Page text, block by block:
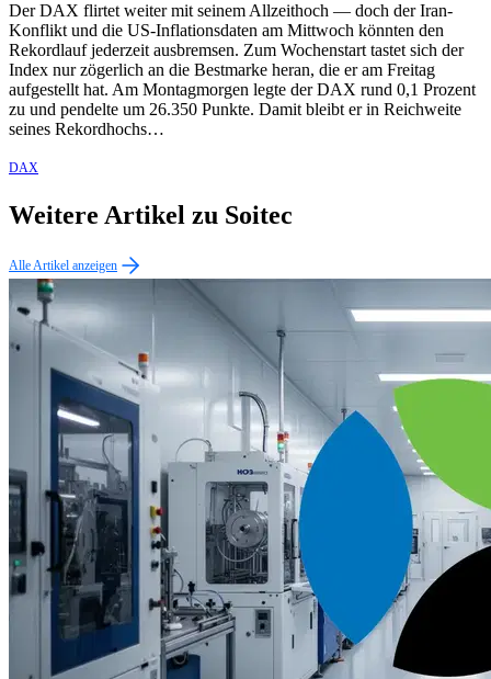
Der DAX flirtet weiter mit seinem Allzeithoch — doch der Iran-
Konflikt und die US-Inflationsdaten am Mittwoch könnten den
Rekordlauf jederzeit ausbremsen. Zum Wochenstart tastet sich der
Index nur zögerlich an die Bestmarke heran, die er am Freitag
aufgestellt hat. Am Montagmorgen legte der DAX rund 0,1 Prozent
zu und pendelte um 26.350 Punkte. Damit bleibt er in Reichweite
seines Rekordhochs…
DAX
Weitere Artikel zu Soitec
Alle Artikel anzeigen